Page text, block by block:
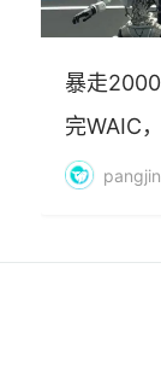
暴走
完WAIC
AI最赚钱